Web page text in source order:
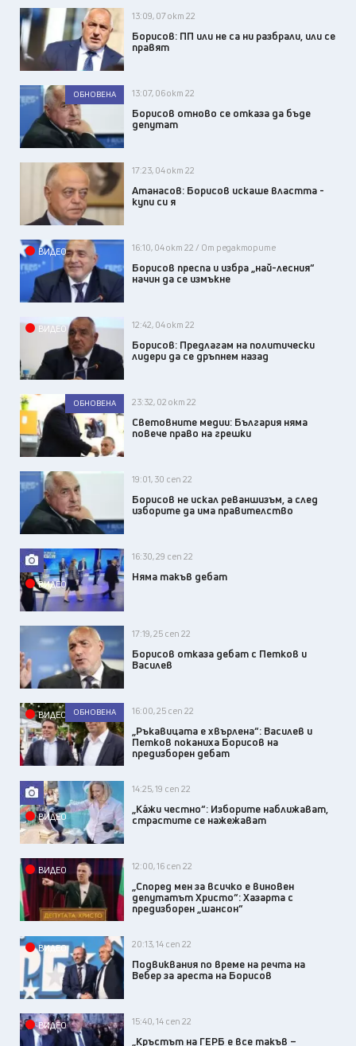
13:09, 07 окт 22
Борисов: ПП или не са ни разбрали, или се
правят
ОБНОВЕНА 13:07, 06 окт 22
Борисов отново се отказа да бъде
депутат
17:23, 04 окт 22
Атанасов: Борисов искаше властта -
купи си я
ВИДЕО 16:10, 04 окт 22 / От редакторите
Борисов преспа и избра „най-лесния“
начин да се измъкне
ВИДЕО 12:42, 04 окт 22
Борисов: Предлагам на политически
лидери да се дръпнем назад
ОБНОВЕНА 23:32, 02 окт 22
Световните медии: България няма
повече право на грешки
19:01, 30 сеп 22
Борисов не искал реваншизъм, а след
изборите да има правителство
ВИДЕО
16:30, 29 сеп 22
Няма такъв дебат
17:19, 25 сеп 22
Борисов отказа дебат с Петков и
Василев
ВИДЕО ОБНОВЕНА 16:00, 25 сеп 22
„Ръкавицата е хвърлена“: Василев и
Петков поканиха Борисов на
предизборен дебат
ВИДЕО
14:25, 19 сеп 22
„Ка́жи честно“: Изборите наближават,
страстите се нажежават
ВИДЕО 12:00, 16 сеп 22
„Според мен за всичко е виновен
депутатът Христо“: Хазарта с
предизборен „шансон“
ВИДЕО 20:13, 14 сеп 22
Подвиквания по време на речта на
Вебер за ареста на Борисов
ВИДЕО 15:40, 14 сеп 22
„Кръстът на ГЕРБ е все такъв –